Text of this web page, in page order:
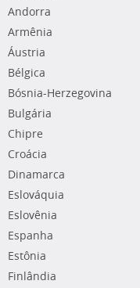
Andorra
Armênia
Áustria
Bélgica
Bósnia-Herzegovina
Bulgária
Chipre
Croácia
Dinamarca
Eslováquia
Eslovênia
Espanha
Estônia
Finlândia